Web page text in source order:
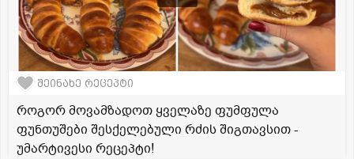
შეინახე რეცეპტი
როგორ მოვამზადოთ ყველაზე ფუმფულა
ფუნთუშები შესქელებული რძის შიგთავსით -
უმარტივესი რეცეპტი!